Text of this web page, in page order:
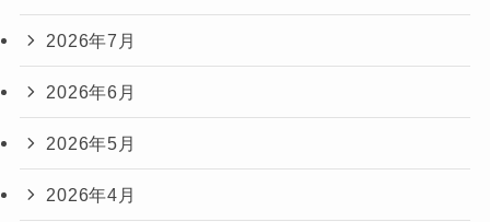
2026年7月
2026年6月
2026年5月
2026年4月